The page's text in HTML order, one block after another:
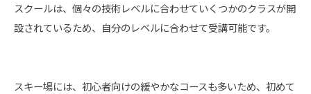
スクールは、個々の技術レベルに合わせていくつかのクラスが開
設されているため、自分のレベルに合わせて受講可能です。
スキー場には、初心者向けの緩やかなコースも多いため、初めて